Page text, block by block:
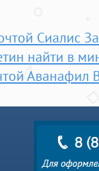
Сиалис
найти в
Аванафил